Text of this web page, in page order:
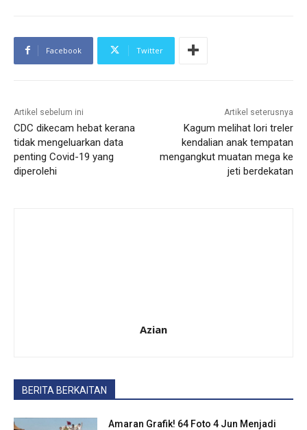
Facebook Twitter
Artikel sebelum ini
CDC dikecam hebat kerana
tidak mengeluarkan data
penting Covid-19 yang
diperolehi
Artikel seterusnya
Kagum melihat lori treler
kendalian anak tempatan
mengangkut muatan mega ke
jeti berdekatan
Azian
BERITA BERKAITAN
Amaran Grafik! 64 Foto 4 Jun Menjadi